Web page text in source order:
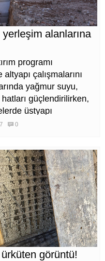
yerleşim alanlarına
programı
çalışmalarını
yağmur suyu,
güçlendirilirken,
üstyapı
yürütülüyor.
0
görüntü!